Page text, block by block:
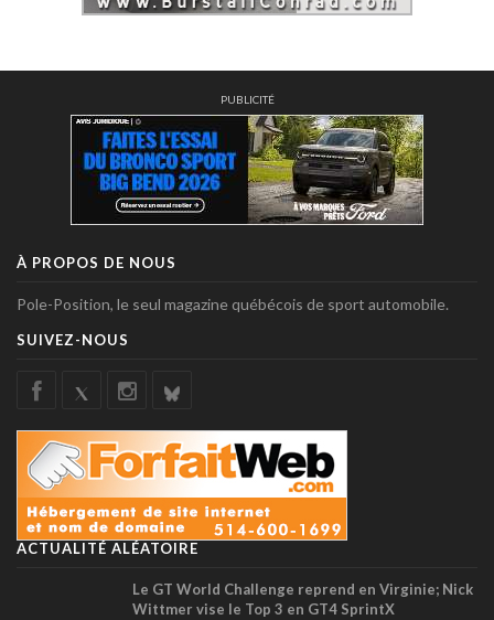
PUBLICITÉ
À PROPOS DE NOUS
Pole-Position, le seul magazine québécois de sport automobile.
SUIVEZ-NOUS
ACTUALITÉ ALÉATOIRE
Le GT World Challenge reprend en Virginie; Nick
Wittmer vise le Top 3 en GT4 SprintX